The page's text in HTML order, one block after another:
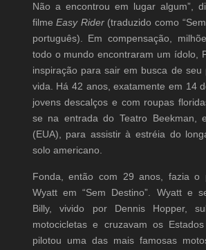
Não a encontrou em lugar algum”,
filmeEasy Rider(traduzido como
português). Em compensação,
todo o mundo encontraram um ídolo,
inspiração para sair em busca de seu
vida. Há 42 anos, exatamente em 14
jovens descalços e com roupas
se na entrada do Teatro Beekman,
(EUA), para assistir à estréia do
solo americano.
Fonda, então com 29 anos, fazia o
Wyatt em “Sem Destino”. Wyatt e
Billy, vivido por Dennis Hopper,
motocicletas e cruzavam os
pilotou uma das mais famosas